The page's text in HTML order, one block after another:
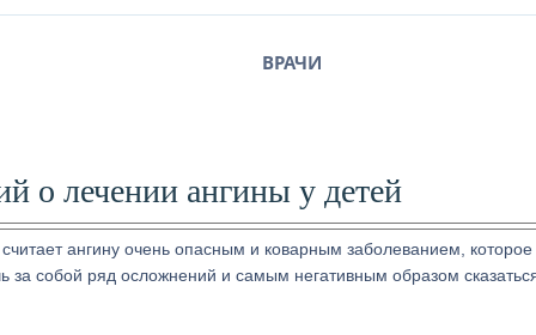
ВРАЧИ
о лечении ангины у детей
ангину очень опасным и коварным заболеванием, которое
за собой ряд осложнений и самым негативным образом